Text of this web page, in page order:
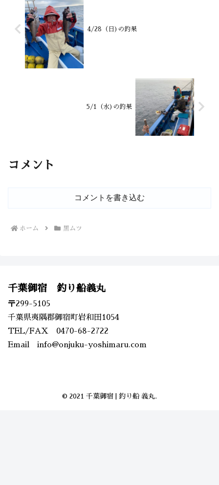
4/28（日)の釣果
5/1（水)の釣果
コメント
コメントを書き込む
ホーム 黒ムツ
千葉御宿 釣り船義丸
〒299-5105
千葉県夷隅郡御宿町岩和田1054
TEL/FAX 0470-68-2722
Email info@onjuku-yoshimaru.com
© 2021 千葉御宿 | 釣り船 義丸.